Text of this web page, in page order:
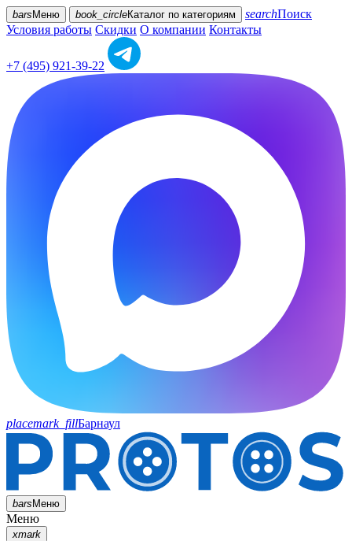
bars Меню book_circleКаталог по категориям searchПоиск
Условия работы Скидки О компании Контакты
+7 (495) 921-39-22
placemark_fillБарнаул
barsМеню
Меню
xmark